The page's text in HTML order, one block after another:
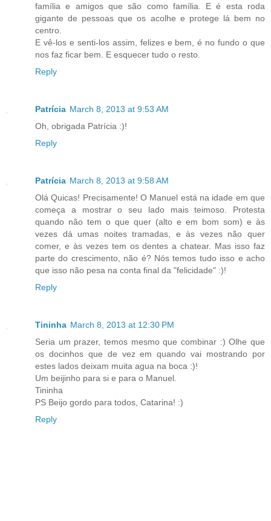
família e amigos que são como família. E é esta roda
gigante de pessoas que os acolhe e protege lá bem no
centro.
E vê-los e senti-los assim, felizes e bem, é no fundo o que
nos faz ficar bem. E esquecer tudo o resto.
Reply
Patrícia March 8, 2013 at 9:53 AM
Oh, obrigada Patrícia :)!
Reply
Patrícia March 8, 2013 at 9:58 AM
Olá Quicas! Precisamente! O Manuel está na idade em que
começa a mostrar o seu lado mais teimoso. Protesta
quando não tem o que quer (alto e em bom som) e às
vezes dá umas noites tramadas, e às vezes não quer
comer, e às vezes tem os dentes a chatear. Mas isso faz
parte do crescimento, não é? Nós temos tudo isso e acho
que isso não pesa na conta final da "felicidade" :)!
Reply
Tininha March 8, 2013 at 12:30 PM
Seria um prazer, temos mesmo que combinar :) Olhe que
os docinhos que de vez em quando vai mostrando por
estes lados deixam muita agua na boca :)!
Um beijinho para si e para o Manuel.
Tininha
PS Beijo gordo para todos, Catarina! :)
Reply